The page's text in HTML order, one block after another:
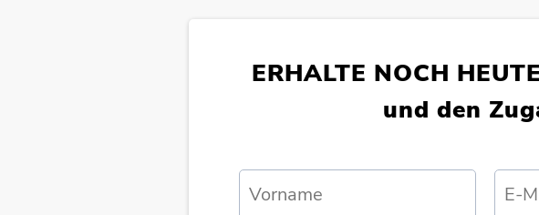
ERHALTE NOCH
und den